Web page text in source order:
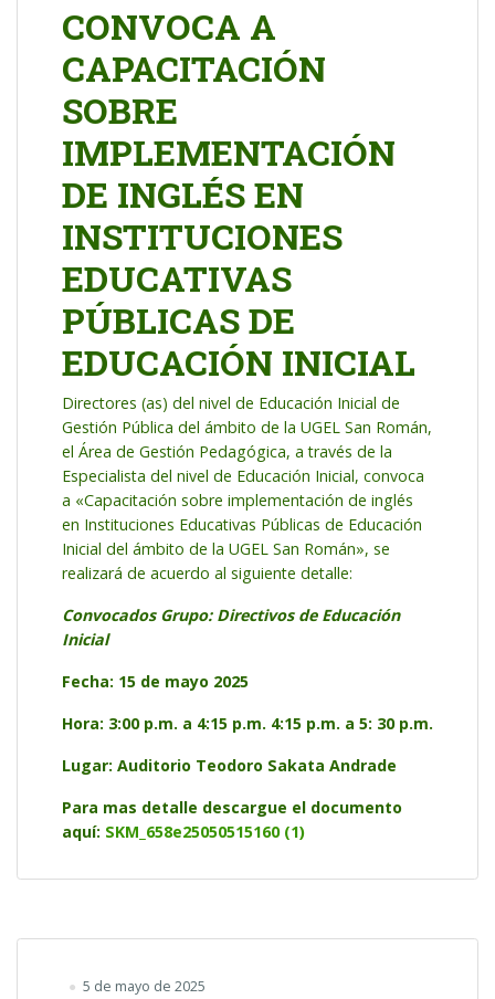
CONVOCA A
CAPACITACIÓN
SOBRE
IMPLEMENTACIÓN
DE INGLÉS EN
INSTITUCIONES
EDUCATIVAS
PÚBLICAS DE
EDUCACIÓN INICIAL
Directores (as) del nivel de Educación Inicial de
Gestión Pública del ámbito de la UGEL San Román,
el Área de Gestión Pedagógica, a través de la
Especialista del nivel de Educación Inicial, convoca
a «Capacitación sobre implementación de inglés
en Instituciones Educativas Públicas de Educación
Inicial del ámbito de la UGEL San Román», se
realizará de acuerdo al siguiente detalle:
Convocados Grupo: Directivos de Educación
Inicial
Fecha: 15 de mayo 2025
Hora: 3:00 p.m. a 4:15 p.m. 4:15 p.m. a 5: 30 p.m.
Lugar: Auditorio Teodoro Sakata Andrade
Para mas detalle descargue el documento
aquí: SKM_658e25050515160 (1)
5 de mayo de 2025